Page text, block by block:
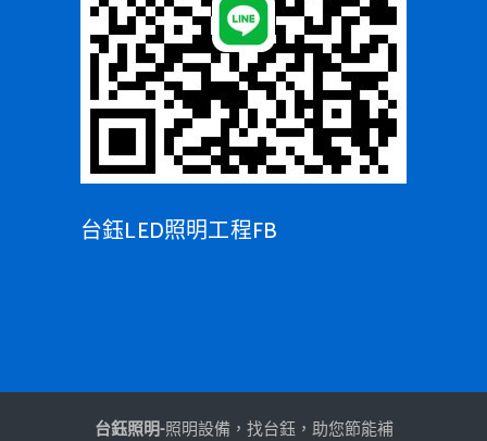
台鈺LED照明工程FB
台鈺照明-照明設備，找台鈺，助您節能補